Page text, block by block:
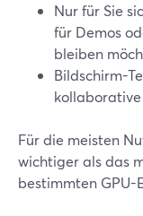
Nur für Sie
für Demos
bleiben
Bildschirm-
kollaborative
Für die meisten
wichtiger als das
bestimmten GPU-